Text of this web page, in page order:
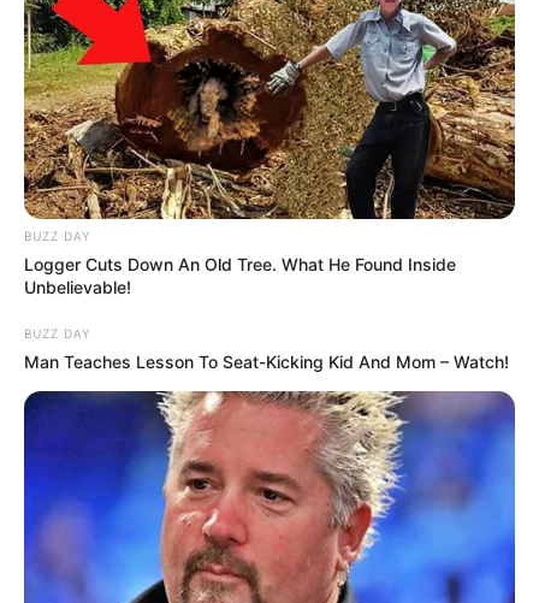
BUZZ DAY
Logger Cuts Down An Old Tree. What He Found Inside
Unbelievable!
BUZZ DAY
Man Teaches Lesson To Seat-Kicking Kid And Mom – Watch!